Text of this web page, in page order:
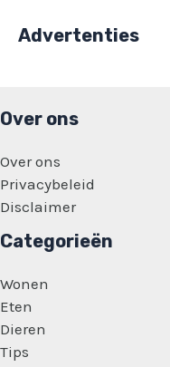
Advertenties
Over ons
Over ons
Privacybeleid
Disclaimer
Categorieën
Wonen
Eten
Dieren
Tips